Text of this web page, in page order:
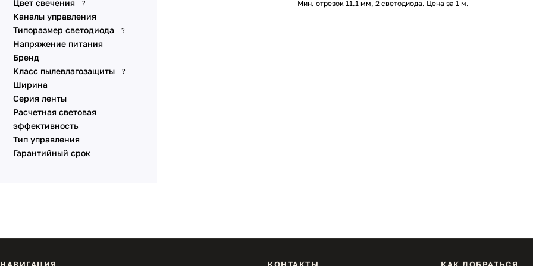
Мин. отрезок 11.1 мм, 2 светодиода. Цена за 1 м.
A180 48V 10мм 19 W/m
10m CX2
A240 48V 10мм 23 W/m
Универсальные 12V 8-10
мм
Линейки SL
Аксессуары для
подключения
Цвет свечения
?
Каналы управления
Типоразмер светодиода
?
Напряжение питания
Бренд
Класс пылевлагозащиты
?
Ширина
Серия ленты
Расчетная световая
эффективность
Тип управления
Гарантийный срок